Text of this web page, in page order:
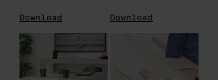
Download Download